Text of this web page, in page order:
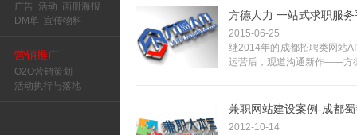
广告 活动 画册海报
DM单 宣传物料
营销推广
O2O营销策划
活动执行与落地
方德人力 一站式求职服务
2015-06-25
继2014年的成都招聘类网站
运营后，观道沟通新作——方
兼职网站建设案例-成都
2012-10-14